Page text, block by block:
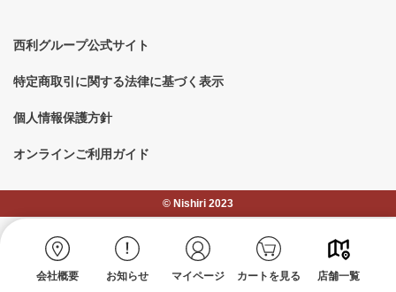
会社概要 お知らせ マイページ カートを見る 店舗一覧
西利グループ公式サイト
特定商取引に関する法律に基づく表示
個人情報保護方針
オンラインご利用ガイド
©︎ Nishiri 2023